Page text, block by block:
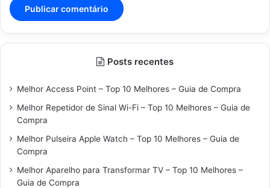
Posts recentes
Melhor Access Point – Top 10 Melhores – Guia de Compra
Melhor Repetidor de Sinal Wi-Fi – Top 10 Melhores – Guia de
Compra
Melhor Pulseira Apple Watch – Top 10 Melhores – Guia de
Compra
Melhor Aparelho para Transformar TV – Top 10 Melhores –
Guia de Compra